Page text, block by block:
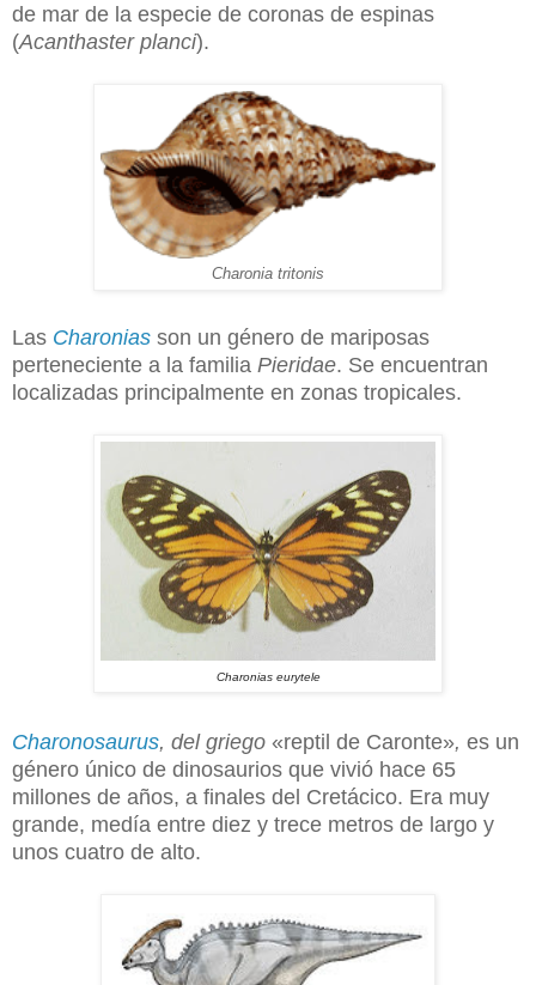
de mar de la especie de coronas de espinas
(Acanthaster planci).
Charonia tritonis
Las Charonias son un género de mariposas
perteneciente a la familia Pieridae. Se encuentran
localizadas principalmente en zonas tropicales.
Charonias eurytele
Charonosaurus, del griego «reptil de Caronte», es un
género único de dinosaurios que vivió hace 65
millones de años, a finales del Cretácico. Era muy
grande, medía entre diez y trece metros de largo y
unos cuatro de alto.